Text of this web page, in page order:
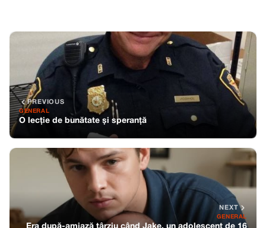
PREVIOUS
GENERAL
O lecție de bunătate și speranță
NEXT
GENERAL